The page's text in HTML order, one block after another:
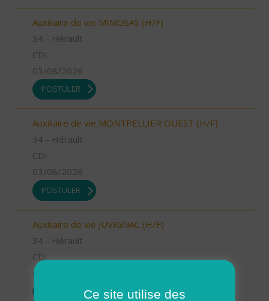
Auxiliaire de vie MIMOSAS (H/F)
34 - Hérault
CDI
03/08/2026
POSTULER
Auxiliaire de vie MONTPELLIER OUEST (H/F)
34 - Hérault
CDI
03/08/2026
POSTULER
Auxiliaire de vie JUVIGNAC (H/F)
34 - Hérault
CDI
03/08/2026
Ce site utilise des